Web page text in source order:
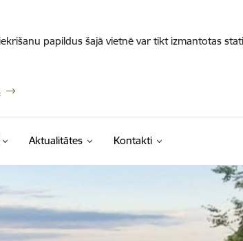
papildus šajā vietnē var tikt izmantotas
Aktualitātes Kontakti